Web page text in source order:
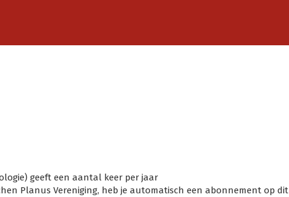
) geeft een aantal keer per jaar
Planus Vereniging, heb je automatisch een abonnement op dit